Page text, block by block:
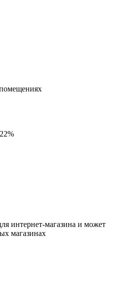
интернет-магазина и может
магазинах